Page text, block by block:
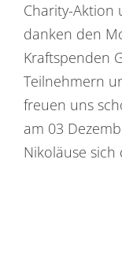
Charity-
danken den
Kraftspenden
Teilnehmern
freuen uns
am 03
Nikoläuse